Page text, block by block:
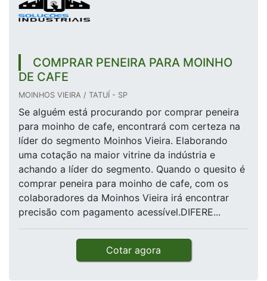
COMPRAR PENEIRA PARA MOINHO
DE CAFE
MOINHOS VIEIRA / TATUÍ - SP
Se alguém está procurando por comprar peneira
para moinho de cafe, encontrará com certeza na
líder do segmento Moinhos Vieira. Elaborando
uma cotação na maior vitrine da indústria e
achando a líder do segmento. Quando o quesito é
comprar peneira para moinho de cafe, com os
colaboradores da Moinhos Vieira irá encontrar
precisão com pagamento acessível.DIFERE...
Cotar agora